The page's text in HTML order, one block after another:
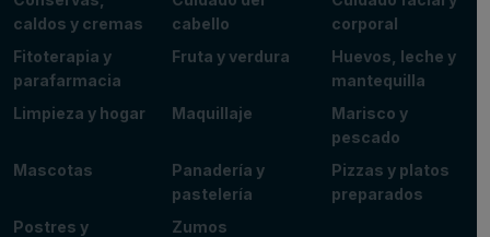
caldos y cremas
cabello
corporal
Fitoterapia y
parafarmacia
Fruta y verdura
Huevos, leche y
mantequilla
Limpieza y hogar
Maquillaje
Marisco y
pescado
Mascotas
Panadería y
pastelería
Pizzas y platos
preparados
Postres y
Zumos